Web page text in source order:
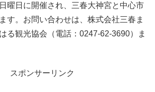
曜日に開催され、三春大神宮と中心市
す。お問い合わせは、株式会社三春ま
る観光協会（電話：0247-62-3690）ま
スポンサーリンク